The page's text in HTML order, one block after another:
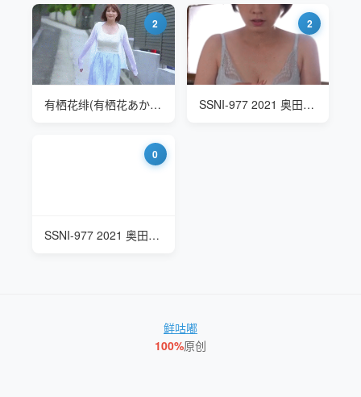
2
有栖花绯(有栖花あか Asuka Aka) SSNI-887 新人NO.1STYLE 有栖花緋出道
2
SSNI-977 2021 奥田咲(Okuda Saki) 漂亮温柔母亲
0
SSNI-977 2021 奥田咲(奥田咲 Okuda Saki) 漂亮温柔母亲
鲜咕嘟
100%原创